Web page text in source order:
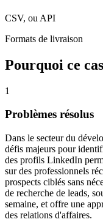
CSV, ou API
Formats de livraison
Pourquoi ce
1
Problèmes résolus
Dans le secteur du
défis majeurs pour
des profils LinkedIn
sur des professionnels
prospects ciblés sans
de recherche de leads,
semaine, et offre une
des relations d'affaires.